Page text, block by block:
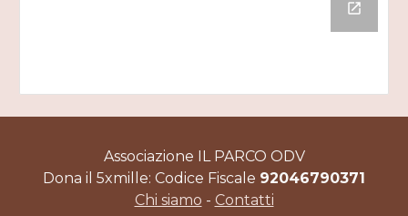
Associazione IL PARCO ODV
Dona il 5xmille: Codice Fiscale 92046790371
Chi siamo - Contatti